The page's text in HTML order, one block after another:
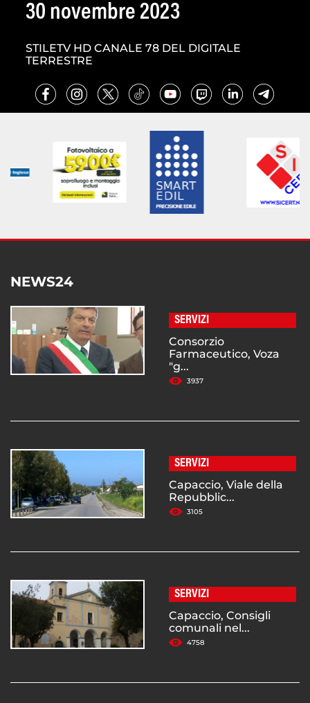
30 novembre 2023
STILETV HD CANALE 78 DEL DIGITALE
TERRESTRE
NEWS24
SERVIZI
Consorzio
Farmaceutico, Voza
"g...
3937
SERVIZI
Capaccio, Viale della
Repubblic...
3105
SERVIZI
Capaccio, Consigli
comunali nel...
4758